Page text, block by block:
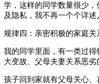
学，这样的同学数量很少
及隐私，我不再一个个详述
规律四：亲密积极的家庭
我的同学里面，有一类过
大变故、父母夫妻关系恶劣
孩子回到家就有父母关心